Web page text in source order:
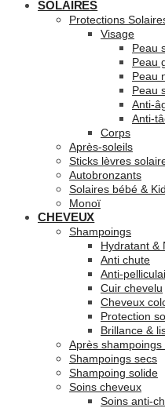
SOLAIRES
Protections
Visage
Peau
Peau
Peau
Peau
Anti-
Anti-
Corps
Après-soleils
Sticks lèvres
Autobronzants
Solaires bébé &
Monoï
CHEVEUX
Shampoings
Hydratant &
Anti chute
Anti-
Cuir chevelu
Cheveux
Protection
Brillance &
Après shampoings
Shampoings secs
Shampoing solide
Soins cheveux
Soins anti-